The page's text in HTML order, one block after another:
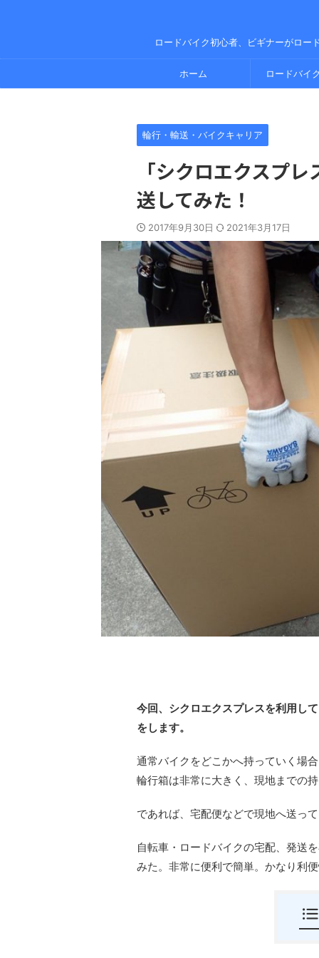
ロードバイク初心者、ビギナーがロー
ホーム ロードバイ
輪行・輸送・バイクキャリア
「シクロエクスプ
送してみた！
2017年9月30日 2021年3月17日
今回、 シクロエクスプレスを利用し
をします。
通常バイクをどこかへ持っていく場
輪行箱は非常に大きく、現地までの
であれば、宅配便などで現地へ送っ
自転車・ロードバイクの宅配、発送
みた。非常に便利で簡単。かなり利